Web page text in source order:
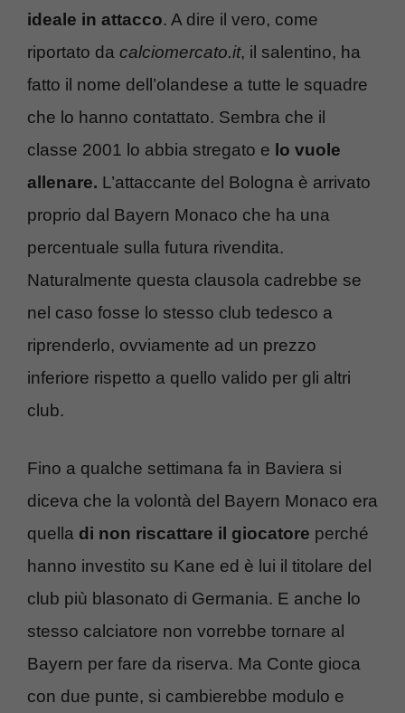
ideale in attacco. A dire il vero, come
riportato da calciomercato.it, il salentino, ha
fatto il nome dell’olandese a tutte le squadre
che lo hanno contattato. Sembra che il
classe 2001 lo abbia stregato e lo vuole
allenare. L’attaccante del Bologna è arrivato
proprio dal Bayern Monaco che ha una
percentuale sulla futura rivendita.
Naturalmente questa clausola cadrebbe se
nel caso fosse lo stesso club tedesco a
riprenderlo, ovviamente ad un prezzo
inferiore rispetto a quello valido per gli altri
club.
Fino a qualche settimana fa in Baviera si
diceva che la volontà del Bayern Monaco era
quella di non riscattare il giocatore perché
hanno investito su Kane ed è lui il titolare del
club più blasonato di Germania. E anche lo
stesso calciatore non vorrebbe tornare al
Bayern per fare da riserva. Ma Conte gioca
con due punte, si cambierebbe modulo e